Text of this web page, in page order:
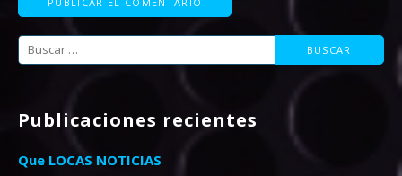
Buscar:
Publicaciones recientes
Que LOCAS NOTICIAS